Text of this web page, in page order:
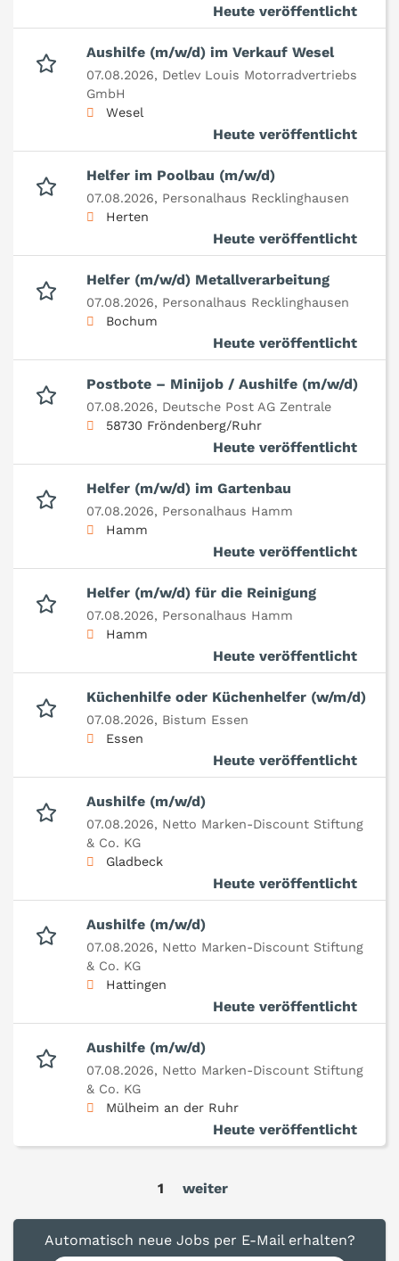
Heute veröffentlicht
Aushilfe (m/w/d) im Verkauf Wesel
07.08.2026, Detlev Louis Motorradvertriebs
GmbH
Wesel
Heute veröffentlicht
Helfer im Poolbau (m/w/d)
07.08.2026, Personalhaus Recklinghausen
Herten
Heute veröffentlicht
Helfer (m/w/d) Metallverarbeitung
07.08.2026, Personalhaus Recklinghausen
Bochum
Heute veröffentlicht
Postbote – Minijob / Aushilfe (m/w/d)
07.08.2026, Deutsche Post AG Zentrale
58730 Fröndenberg/Ruhr
Heute veröffentlicht
Helfer (m/w/d) im Gartenbau
07.08.2026, Personalhaus Hamm
Hamm
Heute veröffentlicht
Helfer (m/w/d) für die Reinigung
07.08.2026, Personalhaus Hamm
Hamm
Heute veröffentlicht
Küchenhilfe oder Küchenhelfer (w/m/d)
07.08.2026, Bistum Essen
Essen
Heute veröffentlicht
Aushilfe (m/w/d)
07.08.2026, Netto Marken-Discount Stiftung
& Co. KG
Gladbeck
Heute veröffentlicht
Aushilfe (m/w/d)
07.08.2026, Netto Marken-Discount Stiftung
& Co. KG
Hattingen
Heute veröffentlicht
Aushilfe (m/w/d)
07.08.2026, Netto Marken-Discount Stiftung
& Co. KG
Mülheim an der Ruhr
Heute veröffentlicht
1 weiter
Automatisch neue Jobs per E-Mail erhalten?